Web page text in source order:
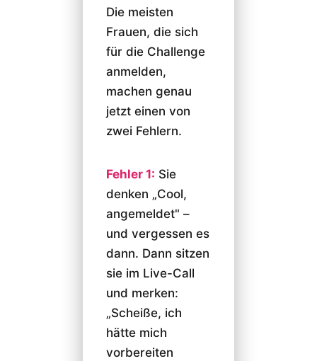
Die meisten
Frauen, die sich
für die Challenge
anmelden,
machen genau
jetzt einen von
zwei Fehlern.
Fehler 1: Sie
denken „Cool,
angemeldet" –
und vergessen es
dann. Dann sitzen
sie im Live-Call
und merken:
„Scheiße, ich
hätte mich
vorbereiten